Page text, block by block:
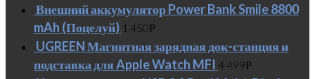
Внешний аккумулятор Power Bank Smile 8800
mAh (Поцелуй) 1 450Р
UGREEN Магнитная зарядная док-станция и
подставка для Apple Watch MFI 4 499Р